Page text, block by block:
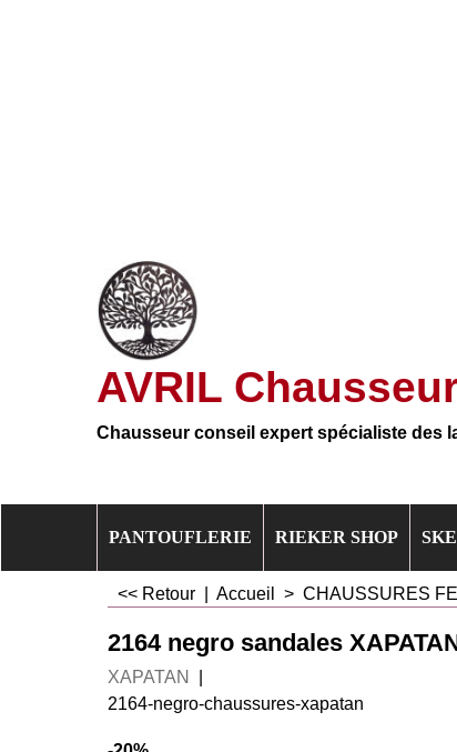
AVRIL
Chausseur conseil expert spécialiste des
PANTOUFLERIE RIEKER SHOP
<< Retour Accueil > CHAUSSURES
2164 negro sandales
XAPATAN
2164-negro-chaussures-xapatan